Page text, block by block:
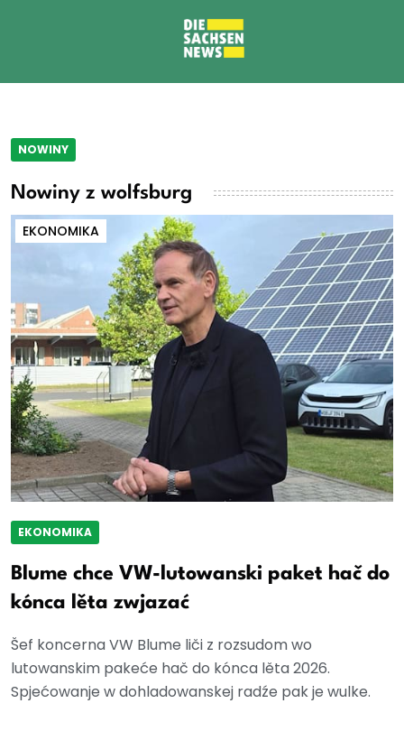
NOWINY
Nowiny z wolfsburg
EKONOMIKA
EKONOMIKA
Blume chce VW-lutowanski paket hač do
kónca lěta zwjazać
Šef koncerna VW Blume liči z rozsudom wo
lutowanskim pakeće hač do kónca lěta 2026.
Spjećowanje w dohladowanskej radźe pak je wulke.